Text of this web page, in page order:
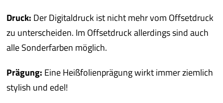
Druck: Der Digitaldruck ist nicht mehr vom Offsetdruck
zu unterscheiden. Im Offsetdruck allerdings sind auch
alle Sonderfarben möglich.
Prägung: Eine Heißfolienprägung wirkt immer ziemlich
stylish und edel!